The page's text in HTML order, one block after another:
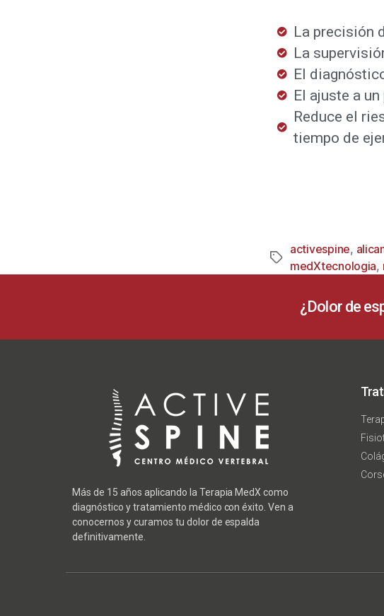
La precisión
La
El
El ajuste a
Reduce el
tiempo de
activespine,
medXtecnologia,
¿Dolor de
Más de 15 años aplicando la Terapia MedX como
diagnóstico y tratamiento médico con éxito. Ven a
conocernos y curamos tu dolor de espalda
definitivamente.